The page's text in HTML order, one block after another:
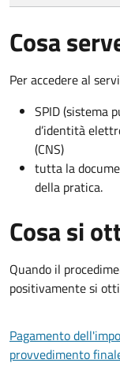
Cosa
Per accedere al
SPID (sistema
d’identità
(CNS)
tutta la
della pratica.
Cosa si
Quando il
positivamente si
Pagamento
provvedimento